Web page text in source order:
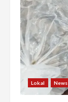
Lokal News